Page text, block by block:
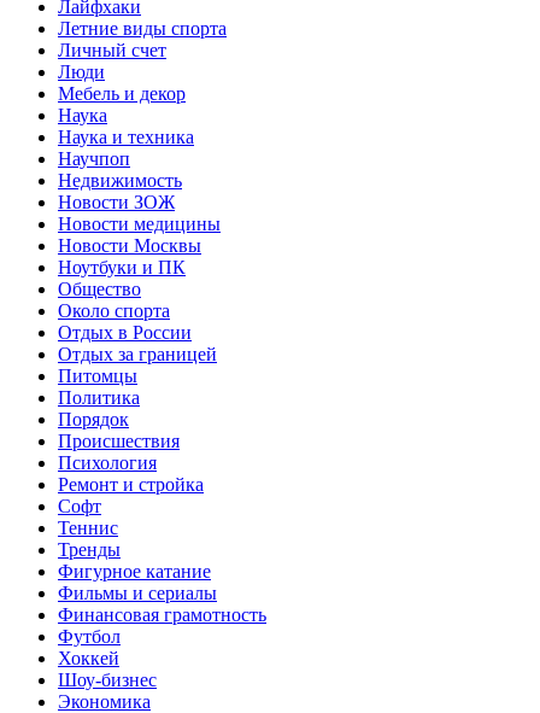
Лайфхаки
Летние виды спорта
Личный счет
Люди
Мебель и декор
Наука
Наука и техника
Научпоп
Недвижимость
Новости ЗОЖ
Новости медицины
Новости Москвы
Ноутбуки и ПК
Общество
Около спорта
Отдых в России
Отдых за границей
Питомцы
Политика
Порядок
Происшествия
Психология
Ремонт и стройка
Софт
Теннис
Тренды
Фигурное катание
Фильмы и сериалы
Финансовая грамотность
Футбол
Хоккей
Шоу-бизнес
Экономика